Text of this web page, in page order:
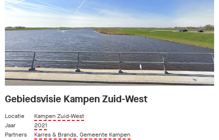
Gebiedsvisie Kampen Zuid-West
Locatie
Kampen Zuid-West
Jaar
2021
Partners
Karres & Brands, Gemeente Kampen